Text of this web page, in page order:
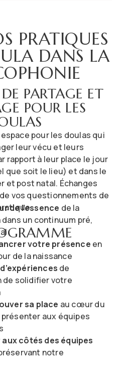
PRATIQUES
DANS LA
PARTAGE ET
POUR LES
pour les doulas qui
leur vécu et leurs
rapport à leur place le jour
que soit le lieu) et dans le
et post natal. Échanges
vos questionnements de
de l’essence de la
un continuum pré,
votre présence en
de la naissance
de
de solidifier votre
sa place au cœur du
aux équipes
côtés des équipes
notre